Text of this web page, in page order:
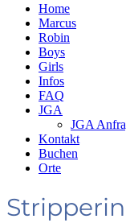
Home
Marcus
Robin
Boys
Girls
Infos
FAQ
JGA
JGA
Kontakt
Buchen
Orte